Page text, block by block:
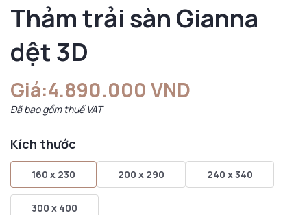
Thảm trải sàn Gianna
dệt 3D
Giá:4.890.000 VND
Đã bao gồm thuế VAT
Kích thước
160 x 230 200 x 290 240 x 340
300 x 400